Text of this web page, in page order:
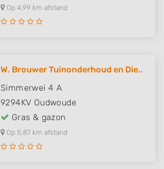
Op 4,99 km afstand
W. Brouwer Tuinonderhoud en Die..
Simmerwei 4 A
9294KV Oudwoude
Gras & gazon
Op 5,87 km afstand